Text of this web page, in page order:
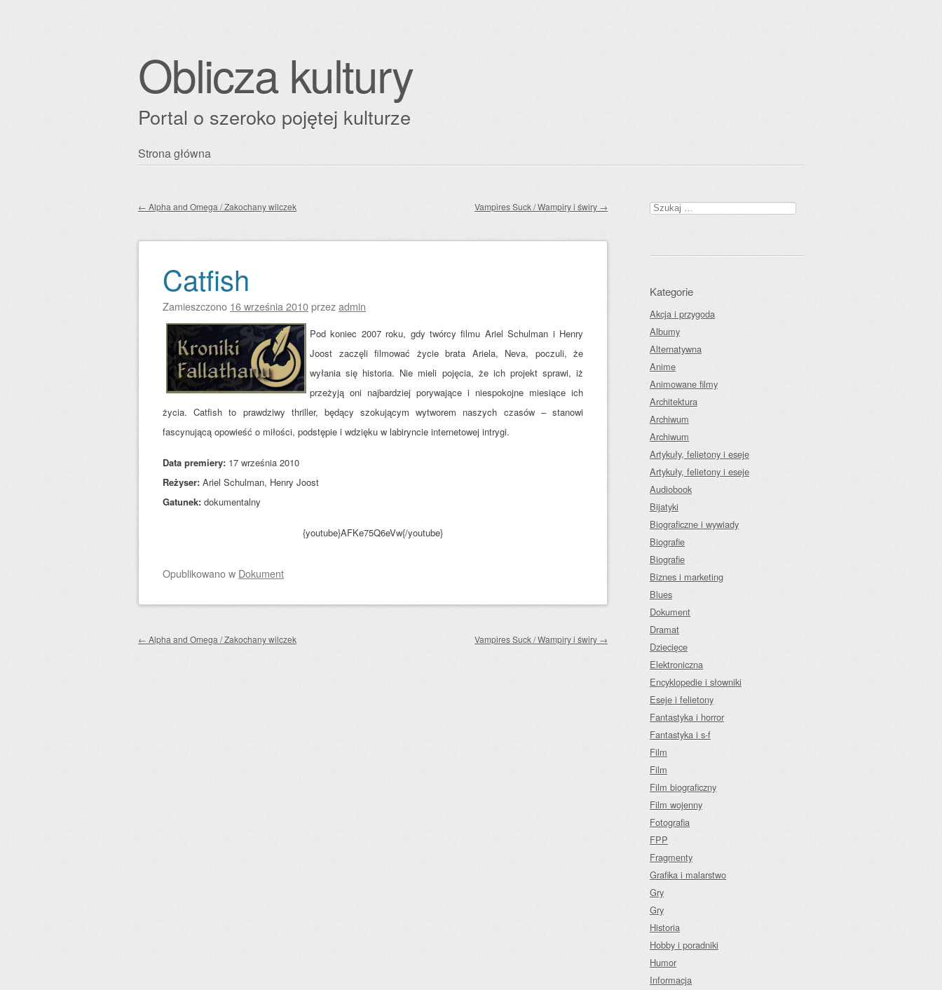
Oblicza kultury
Portal o szeroko pojętej kulturze
Przejdź
Strona główna
Zobacz wpisy
← Alpha and Omega / Zakochany wilczek Vampires Suck / Wampiry i świry →
Catfish
Zamieszczono 16 września 2010przezadmin
Pod koniec 2007 roku, gdy twórcy filmu Ariel Schulman i Henry
Joost zaczęli filmować życie brata Ariela, Neva, poczuli, że
wyłania się historia. Nie mieli pojęcia, że ich projekt sprawi, iż
przeżyją oni najbardziej porywające i niespokojne miesiące ich
życia. Catfish to prawdziwy thriller, będący szokującym wytworem naszych czasów – stanowi
fascynującą opowieść o miłości, podstępie i wdzięku w labiryncie internetowej intrygi.
Data premiery: 17 września 2010
Reżyser: Ariel Schulman, Henry Joost
Gatunek: dokumentalny
{youtube}AFKe75Q6eVw{/youtube}
Opublikowanow Dokument
Zobacz wpisy
← Alpha and Omega / Zakochany wilczek Vampires Suck / Wampiry i świry →
Szukaj:
Kategorie
Akcja i przygoda
Albumy
Alternatywna
Anime
Animowane filmy
Architektura
Archiwum
Archiwum
Artykuły, felietony i eseje
Artykuły, felietony i eseje
Audiobook
Bijatyki
Biograficzne i wywiady
Biografie
Biografie
Biznes i marketing
Blues
Dokument
Dramat
Dziecięce
Elektroniczna
Encyklopedie i słowniki
Eseje i felietony
Fantastyka i horror
Fantastyka i s-f
Film
Film
Film biograficzny
Film wojenny
Fotografia
FPP
Fragmenty
Grafika i malarstwo
Gry
Gry
Historia
Hobby i poradniki
Humor
Informacja